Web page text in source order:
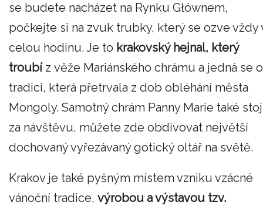
se budete nacházet na Rynku Głównem,
počkejte si na zvuk trubky, který se ozve vždy
celou hodinu. Je to krakovský hejnal, který
troubí z věže Mariánského chrámu a jedná se o
tradici, která přetrvala z dob obléhání města
Mongoly. Samotný chrám Panny Marie také
za návštěvu, můžete zde obdivovat největší
dochovaný vyřezávaný gotický oltář na světě.
Krakov je také pyšným místem vzniku vzácné
vánoční tradice, výrobou a výstavou tzv.